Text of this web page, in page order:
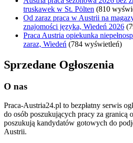
truskawek w St. Pölten (810
Od zaraz praca w Austrii na
znajomości języka, Wiedeń 2026
Praca Austria opiekunka
zaraz, Wiedeń (784 wyświetleń)
Sprzedane Ogłoszenia
O nas
Praca-Austria24.pl to bezpłatny serwis
do osób poszukujących pracy za granicą
poszukują kandydatów gotowych do
Austrii.